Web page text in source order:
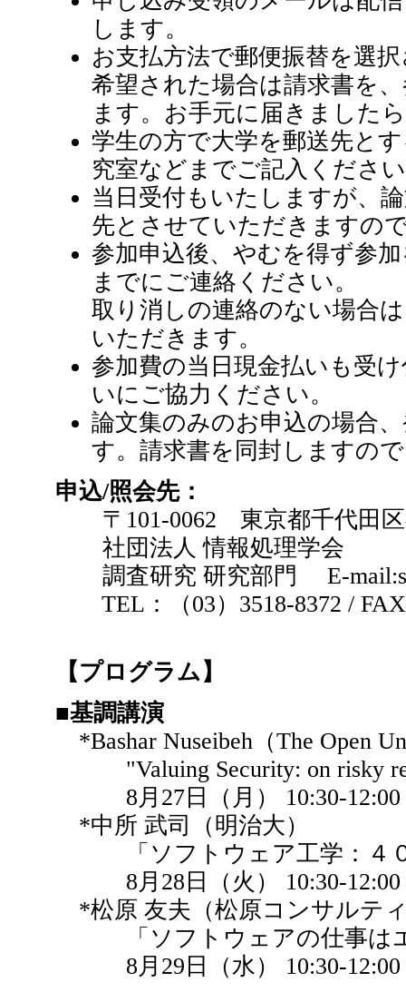
します。
お支払方法で郵便振替を選
希望された場合は請求書を
ます。お手元に届きました
学生の方で大学を郵送先と
究室などまでご記入くださ
当日受付もいたしますが、
先とさせていただきますの
参加申込後、やむを得ず参
までにご連絡ください。
取り消しの連絡のない場合
いただきます。
参加費の当日現金払いも受
いにご協力ください。
論文集のみのお申込の場合
す。請求書を同封しますの
申込/照会先：
〒101-0062 東京都千代田区
社団法人 情報処理学会
調査研究 研究部門 E-
TEL：（03）3518-8372 / FAX
【プログラム】
■基調講演
*Bashar Nuseibeh（The Open
"Valuing Security: on risky
8月27日（月） 10:30-12:00
*中所 武司（明治大）
「ソフトウェア工学：４０
8月28日（火） 10:30-12:00
*松原 友夫（松原コンサルテ
「ソフトウェアの仕事はエ
8月29日（水） 10:30-12:00